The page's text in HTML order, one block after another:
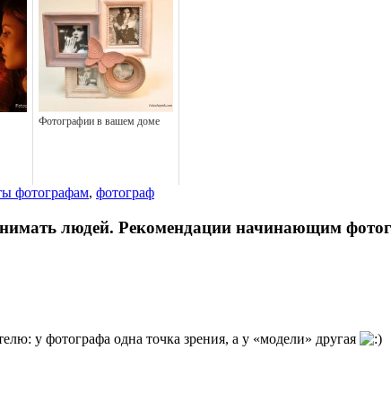
Фотографии в вашем доме
фотографам, фотограф
людей. Рекомендации начинающим
у фотографа одна точка зрения, а у «модели» другая